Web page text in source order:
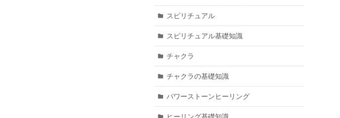
スピリチュアル
スピリチュアル基礎知識
チャクラ
チャクラの基礎知識
パワーストーンヒーリング
ヒーリング基礎知識